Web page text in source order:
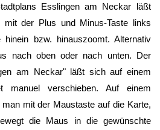
Esslingen am Neckar läßt
der Plus und Minus-Taste links
bzw. hinauszoomt. Alternativ
nach oben oder nach unten. Der
am Neckar" läßt sich auf einem
manuel verschieben. Auf einem
mit der Maustaste auf die Karte,
die Maus in die gewünschte